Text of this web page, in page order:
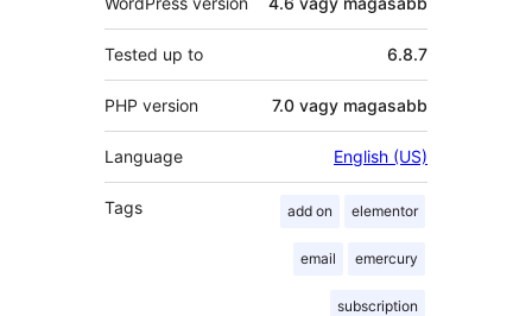
Tested up to 6.8.7
PHP version 7.0 vagy magasabb
Language English (US)
Tags add on elementor
email emercury
subscription